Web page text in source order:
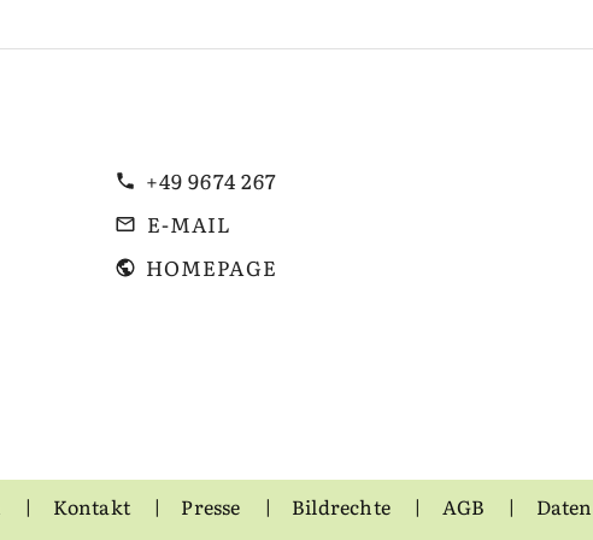
+49 9674 267
E-MAIL
HOMEPAGE
Kontakt Presse Bildrechte AGB